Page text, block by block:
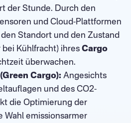
der Stunde. Durch den
und Cloud-Plattformen
Standort und den Zustand
bei Kühlfracht) ihres Cargo
überwachen.
Cargo): Angesichts
und des CO2-
die Optimierung der
Wahl emissionsarmer